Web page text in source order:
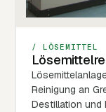
/ LÖSEMITTEL
Reinigung an
Destillation und